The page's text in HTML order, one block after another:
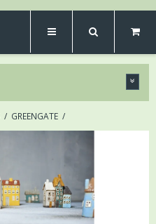
/ GREENGATE /